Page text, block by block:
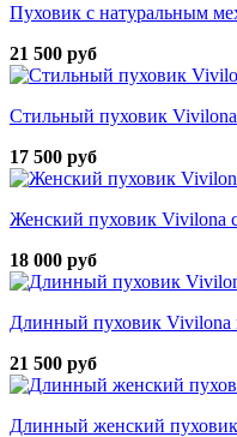
Пуховик с натуральным
21 500 руб
Стильный пуховик
17 500 руб
Женский пуховик Vivilona
18 000 руб
Длинный пуховик Vivilona
21 500 руб
Длинный женский